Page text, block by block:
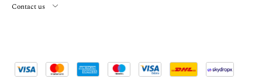
Contact us